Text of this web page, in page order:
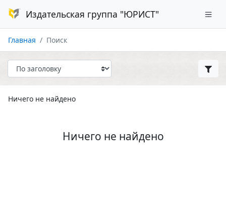
Издательская группа "ЮРИСТ"
Главная Поиск
Ничего не найдено
Ничего не найдено